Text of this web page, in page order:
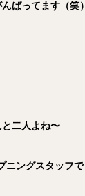
ばってます（笑）
二人よね〜
ニングスタッフで